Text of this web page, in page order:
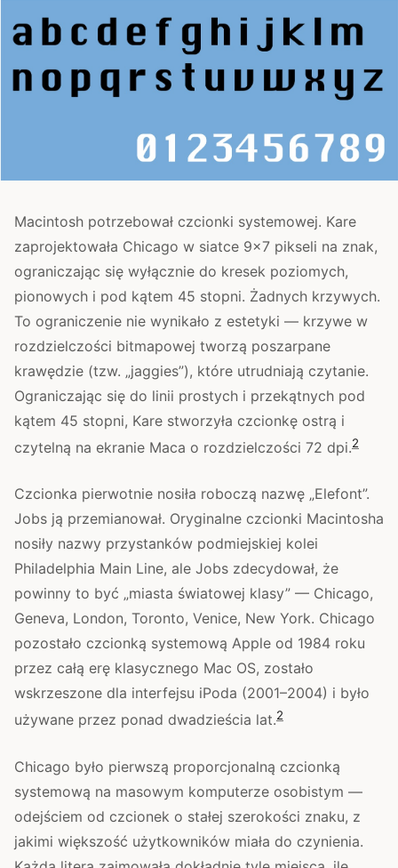
Macintosh potrzebował czcionki systemowej. Kare
zaprojektowała Chicago w siatce 9×7 pikseli na znak,
ograniczając się wyłącznie do kresek poziomych,
pionowych i pod kątem 45 stopni. Żadnych krzywych.
To ograniczenie nie wynikało z estetyki — krzywe w
rozdzielczości bitmapowej tworzą poszarpane
krawędzie (tzw. „jaggies”), które utrudniają czytanie.
Ograniczając się do linii prostych i przekątnych pod
kątem 45 stopni, Kare stworzyła czcionkę ostrą i
czytelną na ekranie Maca o rozdzielczości 72 dpi.2
Czcionka pierwotnie nosiła roboczą nazwę „Elefont”.
Jobs ją przemianował. Oryginalne czcionki Macintosha
nosiły nazwy przystanków podmiejskiej kolei
Philadelphia Main Line, ale Jobs zdecydował, że
powinny to być „miasta światowej klasy” — Chicago,
Geneva, London, Toronto, Venice, New York. Chicago
pozostało czcionką systemową Apple od 1984 roku
przez całą erę klasycznego Mac OS, zostało
wskrzeszone dla interfejsu iPoda (2001–2004) i było
używane przez ponad dwadzieścia lat.2
Chicago było pierwszą proporcjonalną czcionką
systemową na masowym komputerze osobistym —
odejściem od czcionek o stałej szerokości znaku, z
jakimi większość użytkowników miała do czynienia.